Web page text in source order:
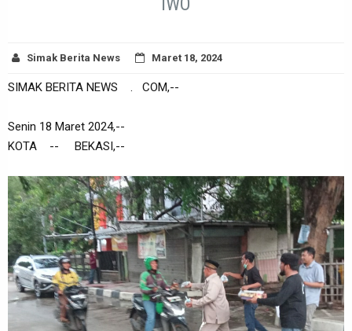
Simak Berita News Maret 18, 2024
SIMAK BERITA NEWS . COM,--
Senin 18 Maret 2024,--
KOTA -- BEKASI,--